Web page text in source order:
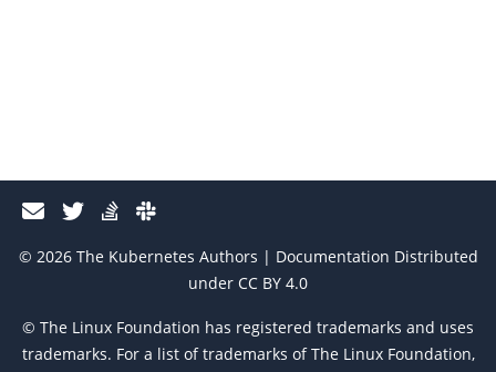
© 2026 The Kubernetes Authors | Documentation Distributed
under CC BY 4.0
© The Linux Foundation has registered trademarks and uses
trademarks. For a list of trademarks of The Linux Foundation,